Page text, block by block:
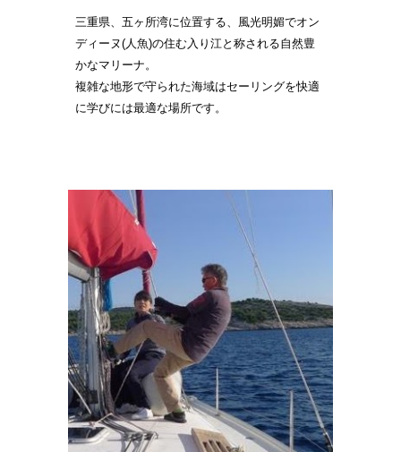
三重県、五ヶ所湾に位置する、風光明媚でオン
ディーヌ(人魚)の住む入り江と称される自然豊
かなマリーナ。
複雑な地形で守られた海域はセーリングを快適
に学びには最適な場所です。